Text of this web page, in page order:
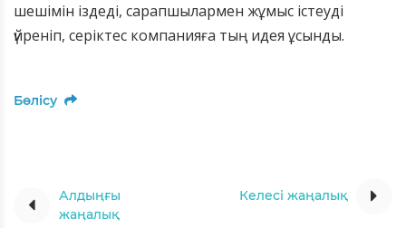
шешімін іздеді, сарапшылармен жұмыс істеуді
үйреніп, серіктес компанияға тың идея ұсынды.
Бөлісу
Алдыңғы
жаңалық
Келесі жаңалық